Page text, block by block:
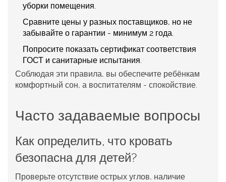
уборки помещения.
Сравните цены у разных поставщиков, но не
забывайте о гарантии - минимум 2 года.
Попросите показать сертификат соответствия
ГОСТ и санитарные испытания.
Соблюдая эти правила, вы обеспечите ребёнкам
комфортный сон, а воспитателям - спокойствие.
Часто задаваемые вопросы
Как определить, что кровать
безопасна для детей?
Проверьте отсутствие острых углов, наличие